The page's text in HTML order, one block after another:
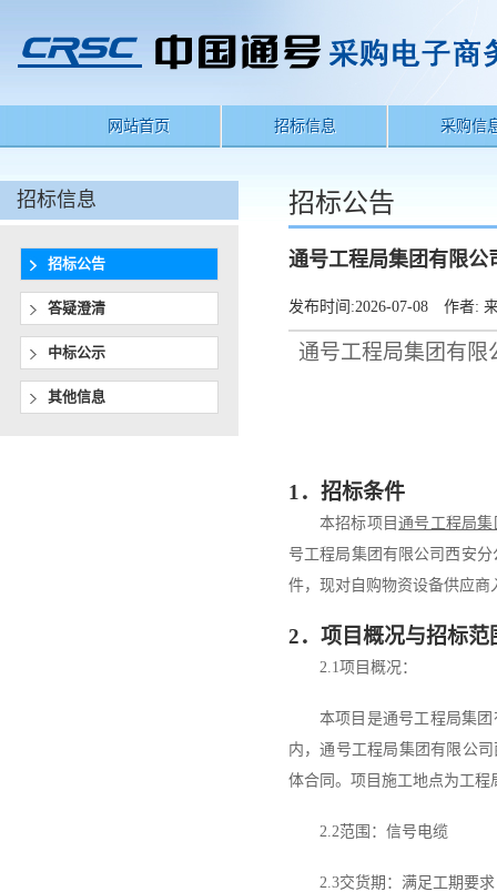
网站首页 招标信息 采购信
招标信息
招标公告
答疑澄清
中标公示
其他信息
招标公告
通号工程局集团有限公
发布时间:2026-07-08 作者:
通号工程局集团有限
1 ． 招标条件
本招标项目通号工程局
号工程局集团有限公司西安分
件，现对 自购物资设备供应商
2． 项目概况与招标范
2.1项目概况：
本项目是通号工程局集
内，通号工程局集团有限公
体合同 。项目施工地点为工程
2.2范围： 信号电缆
2.3交货期：满足工期要求